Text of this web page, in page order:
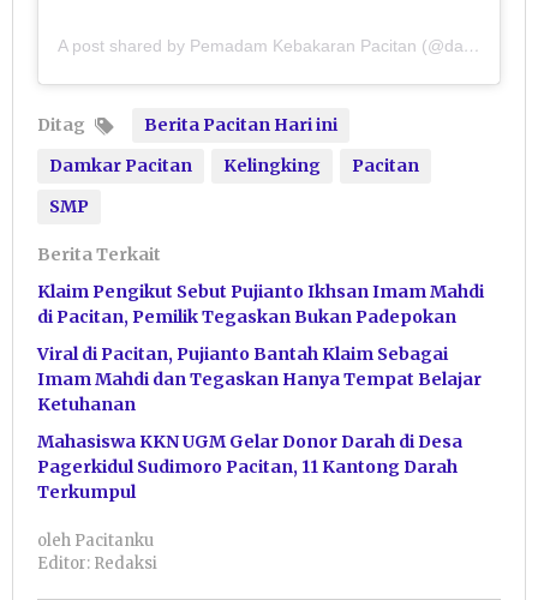
A post shared by Pemadam Kebakaran Pacitan (@damkarpacitan)
Ditag
Berita Pacitan Hari ini
Damkar Pacitan
Kelingking
Pacitan
SMP
Berita Terkait
Klaim Pengikut Sebut Pujianto Ikhsan Imam Mahdi
di Pacitan, Pemilik Tegaskan Bukan Padepokan
Viral di Pacitan, Pujianto Bantah Klaim Sebagai
Imam Mahdi dan Tegaskan Hanya Tempat Belajar
Ketuhanan
Mahasiswa KKN UGM Gelar Donor Darah di Desa
Pagerkidul Sudimoro Pacitan, 11 Kantong Darah
Terkumpul
oleh Pacitanku
Editor: Redaksi